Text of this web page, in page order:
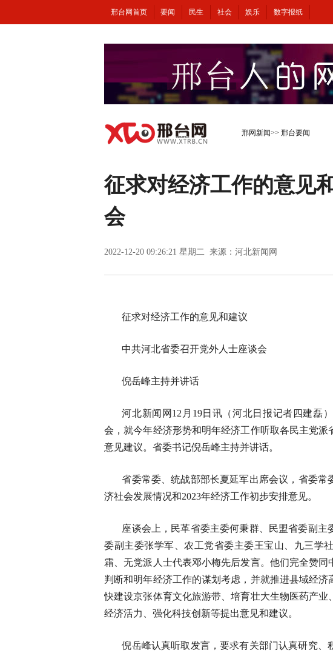
邢台网首页 要闻 民生 社会 娱乐 数字报纸
邢网新闻>> 邢台要闻
征求对经济工作的意见
会
2022-12-20 09:26:21 星期二 来源：河北新闻网
征求对经济工作的意见和建议
中共河北省委召开党外人士座谈会
倪岳峰主持并讲话
河北新闻网12月19日讯（河北日报记者四建磊
会，就今年经济形势和明年经济工作听取各民主党
意见建议。省委书记倪岳峰主持并讲话。
省委常委、统战部部长夏延军出席会议，省委常
济社会发展情况和2023年经济工作初步安排意见。
座谈会上，民革省委主委何秉群、民盟省委副
委副主委张学军、农工党省委主委王宝山、九三学
霜、无党派人士代表邓小梅先后发言。他们完全赞
判断和明年经济工作的谋划考虑，并就推进县域经
快建设京张体育文化旅游带、培育壮大生物医药产
经济活力、强化科技创新等提出意见和建议。
倪岳峰认真听取发言，要求有关部门认真研究